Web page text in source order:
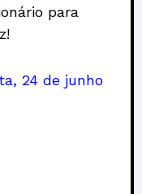
para
24 de junho